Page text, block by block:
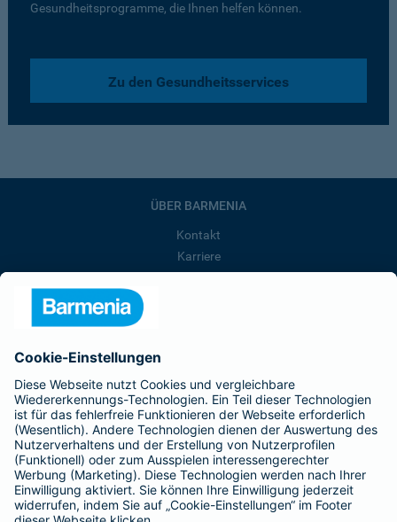
Gesundheitsprogramme, die Ihnen helfen können.
Zu den Gesundheitsservices
ÜBER BARMENIA
Kontakt
Karriere
Barmenia ist Teil der BarmeniaGothaer
BELIEBTE SEITEN
Kranken-Zusatzversicherung
Tierversicherungen
Haftpflichtversicherung
Hausratversicherung